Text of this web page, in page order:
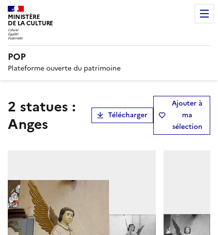
MINISTÈRE
DE LA CULTURE
POP
Plateforme ouverte du patrimoine
2 statues :
Anges
Télécharger
Ajouter à
ma
sélection